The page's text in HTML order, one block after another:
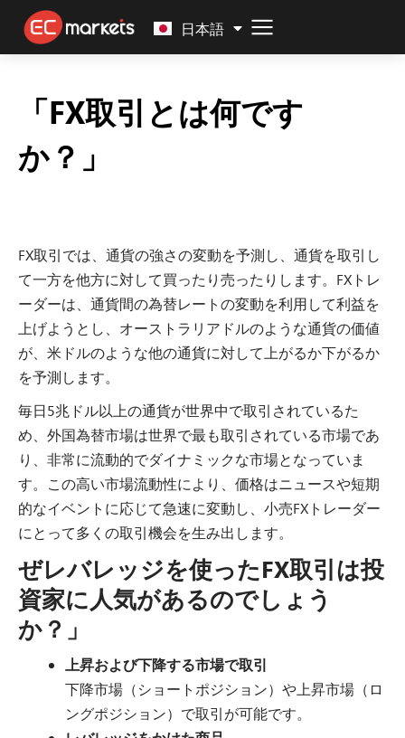
日本語
Malay
「FX取引とは何です
か？」
FX取引では、通貨の強さの変動を予測し、通貨を取引し
て一方を他方に対して買ったり売ったりします。FXトレ
ーダーは、通貨間の為替レートの変動を利用して利益を
上げようとし、オーストラリアドルのような通貨の価値
が、米ドルのような他の通貨に対して上がるか下がるか
を予測します。
毎日5兆ドル以上の通貨が世界中で取引されているた
め、外国為替市場は世界で最も取引されている市場であ
り、非常に流動的でダイナミックな市場となっていま
す。この高い市場流動性により、価格はニュースや短期
的なイベントに応じて急速に変動し、小売FXトレーダー
にとって多くの取引機会を生み出します。
ぜレバレッジを使ったFX取引は投
資家に人気があるのでしょう
か？」
上昇および下降する市場で取引
下降市場（ショートポジション）や上昇市場（ロ
ングポジション）で取引が可能です。